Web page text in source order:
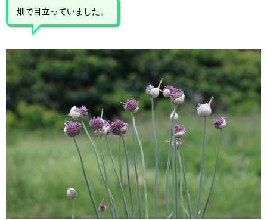
畑で目立っていました。